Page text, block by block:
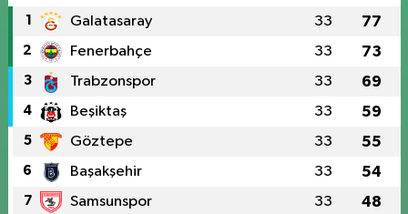
1 Galatasaray 33 77
2 Fenerbahçe 33 73
3 Trabzonspor 33 69
4 Beşiktaş 33 59
5 Göztepe 33 55
6 Başakşehir 33 54
7 Samsunspor 33 48